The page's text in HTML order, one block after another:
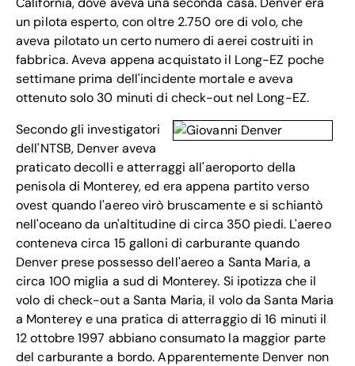
un pilota esperto, con oltre 2.750 ore di volo, che
aveva pilotato un certo numero di aerei costruiti in
fabbrica. Aveva appena acquistato il Long-EZ poche
settimane prima dell'incidente mortale e aveva
ottenuto solo 30 minuti di check-out nel Long-EZ.
Secondo gli investigatori
dell'NTSB, Denver aveva
praticato decolli e atterraggi all'aeroporto della
penisola di Monterey, ed era appena partito verso
ovest quando l'aereo virò bruscamente e si schiantò
nell'oceano da un'altitudine di circa 350 piedi. L'aereo
conteneva circa 15 galloni di carburante quando
Denver prese possesso dell'aereo a Santa Maria, a
circa 100 miglia a sud di Monterey. Si ipotizza che il
volo di check-out a Santa Maria, il volo da Santa Maria
a Monterey e una pratica di atterraggio di 16 minuti il
12 ottobre 1997 abbiano consumato la maggior parte
del carburante a bordo. Apparentemente Denver non